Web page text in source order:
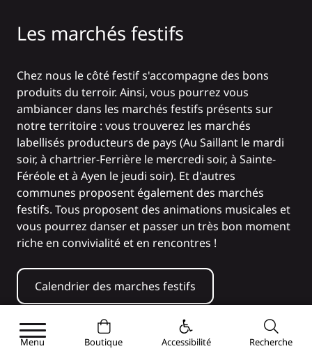
Les marchés festifs
Chez nous le côté festif s'accompagne des bons
produits du terroir. Ainsi, vous pourrez vous
ambiancer dans les marchés festifs présents sur
notre territoire : vous trouverez les marchés
labellisés producteurs de pays (Au Saillant le mardi
soir, à chartrier-Ferrière le mercredi soir, à Sainte-
Féréole et à Ayen le jeudi soir). Et d'autres
communes proposent également des marchés
festifs. Tous proposent des animations musicales et
vous pourrez danser et passer un très bon moment
riche en convivialité et en rencontres !
Calendrier des marches festifs
Menu Boutique Accessibilité Recherche